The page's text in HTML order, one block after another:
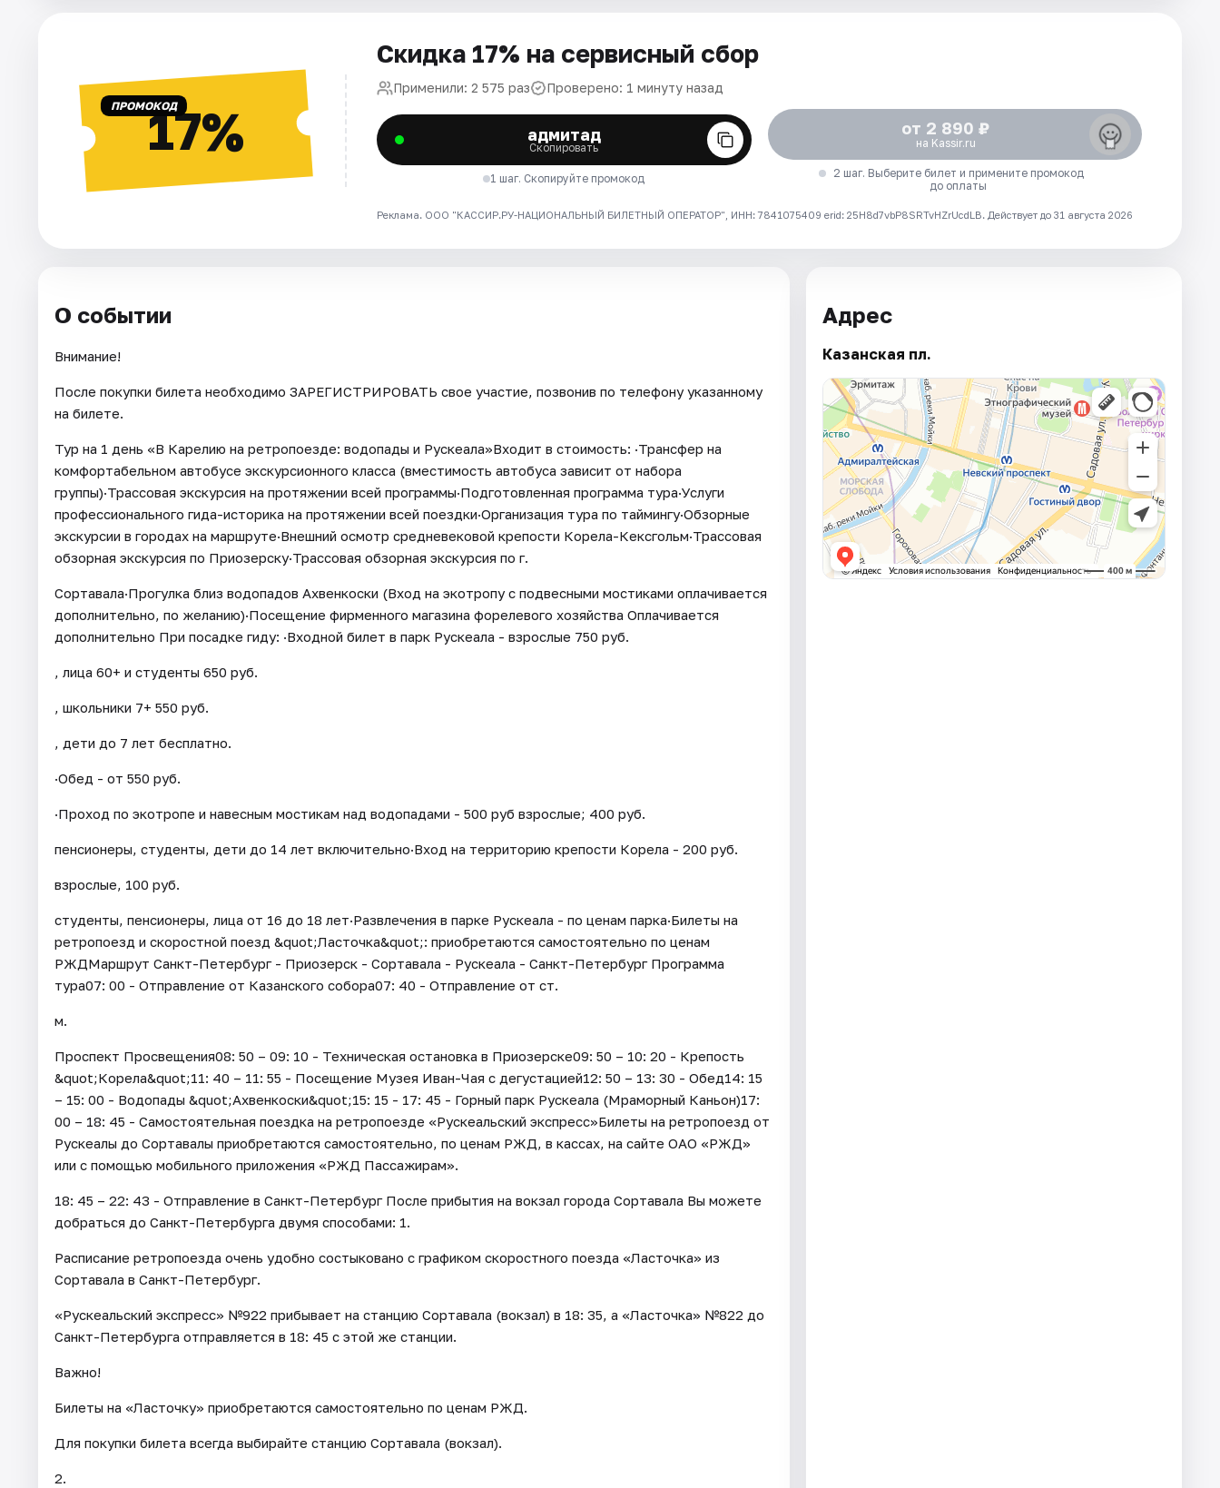
ПРОМОКОД17%
Скидка 17% на сервисный сбор
Применили: 2 575 раз Проверено: 1 минуту назад
адмитад
Скопировать
1 шаг. Скопируйте промокод
от 2 890 ₽
на Kassir.ru
2 шаг. Выберите билет и примените промокод
до оплаты
Реклама. ООО "КАССИР.РУ-НАЦИОНАЛЬНЫЙ БИЛЕТНЫЙ ОПЕРАТОР", ИНН: 7841075409 erid: 25H8d7vbP8SRTvHZrUcdLB. Действует до 31 августа 2026
О событии
Внимание!
После покупки билета необходимо ЗАРЕГИСТРИРОВАТЬ свое участие, позвонив по телефону указанному
на билете.
Тур на 1 день «В Карелию на ретропоезде: водопады и Рускеала»Входит в стоимость: ·Трансфер на
комфортабельном автобусе экскурсионного класса (вместимость автобуса зависит от набора
группы)·Трассовая экскурсия на протяжении всей программы·Подготовленная программа тура·Услуги
профессионального гида-историка на протяжении всей поездки·Организация тура по таймингу·Обзорные
экскурсии в городах на маршруте·Внешний осмотр средневековой крепости Корела-Кексгольм·Трассовая
обзорная экскурсия по Приозерску·Трассовая обзорная экскурсия по г.
Сортавала·Прогулка близ водопадов Ахвенкоски (Вход на экотропу с подвесными мостиками оплачивается
дополнительно, по желанию)·Посещение фирменного магазина форелевого хозяйства Оплачивается
дополнительно При посадке гиду: ·Входной билет в парк Рускеала - взрослые 750 руб.
, лица 60+ и студенты 650 руб.
, школьники 7+ 550 руб.
, дети до 7 лет бесплатно.
·Обед - от 550 руб.
·Проход по экотропе и навесным мостикам над водопадами - 500 руб взрослые; 400 руб.
пенсионеры, студенты, дети до 14 лет включительно·Вход на территорию крепости Корела - 200 руб.
взрослые, 100 руб.
студенты, пенсионеры, лица от 16 до 18 лет·Развлечения в парке Рускеала - по ценам парка·Билеты на
ретропоезд и скоростной поезд &quot;Ласточка&quot;: приобретаются самостоятельно по ценам
РЖДМаршрут Санкт-Петербург - Приозерск - Сортавала - Рускеала - Санкт-Петербург Программа
тура07: 00 - Отправление от Казанского собора07: 40 - Отправление от ст.
м.
Проспект Просвещения08: 50 – 09: 10 - Техническая остановка в Приозерске09: 50 – 10: 20 - Крепость
&quot;Корела&quot;11: 40 – 11: 55 - Посещение Музея Иван-Чая с дегустацией12: 50 – 13: 30 - Обед14: 15
– 15: 00 - Водопады &quot;Ахвенкоски&quot;15: 15 - 17: 45 - Горный парк Рускеала (Мраморный Каньон)17:
00 – 18: 45 - Самостоятельная поездка на ретропоезде «Рускеальский экспресс»Билеты на ретропоезд от
Рускеалы до Сортавалы приобретаются самостоятельно, по ценам РЖД, в кассах, на сайте ОАО «РЖД»
или с помощью мобильного приложения «РЖД Пассажирам».
18: 45 – 22: 43 - Отправление в Санкт-Петербург После прибытия на вокзал города Сортавала Вы можете
добраться до Санкт-Петербурга двумя способами: 1.
Расписание ретропоезда очень удобно состыковано с графиком скоростного поезда «Ласточка» из
Сортавала в Санкт-Петербург.
«Рускеальский экспресс» №922 прибывает на станцию Сортавала (вокзал) в 18: 35, а «Ласточка» №822 до
Санкт-Петербурга отправляется в 18: 45 с этой же станции.
Важно!
Билеты на «Ласточку» приобретаются самостоятельно по ценам РЖД.
Для покупки билета всегда выбирайте станцию Сортавала (вокзал).
2.
Адрес
Казанская пл.